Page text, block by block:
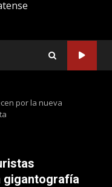
por la nueva
gigantografía